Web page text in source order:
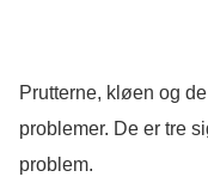
Prutterne, kløen og
problemer. De er tre
problem.